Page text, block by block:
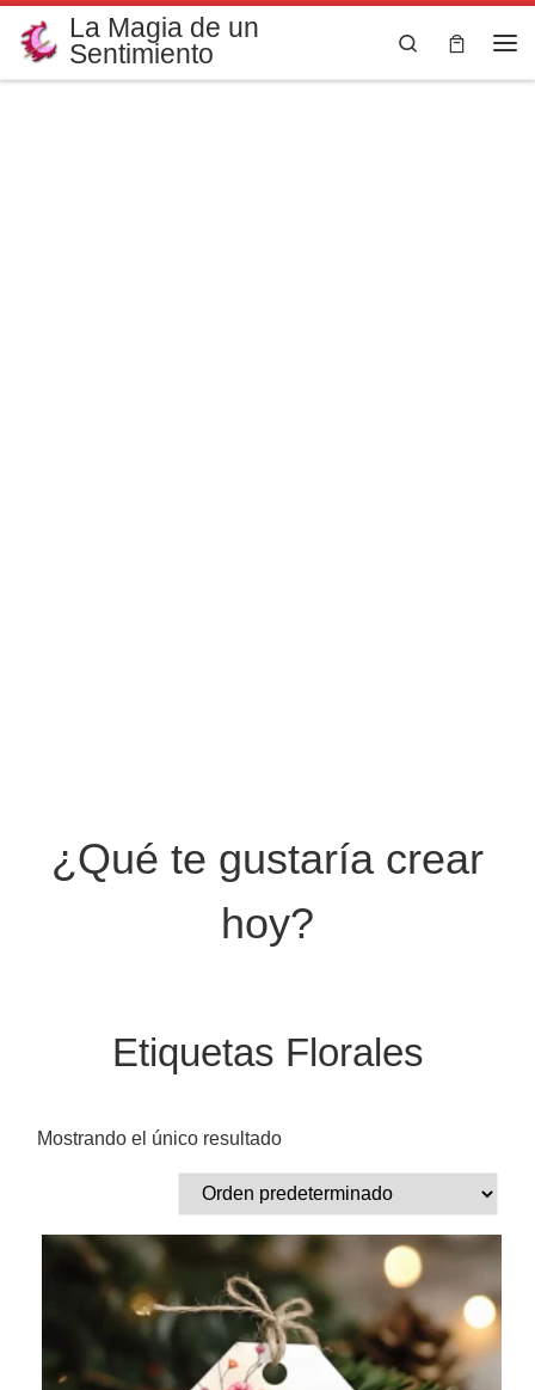
Saltar al contenido
La Magia de un
Sentimiento
Search
¿Qué te gustaría crear
hoy?
Etiquetas Florales
Mostrando el único resultado